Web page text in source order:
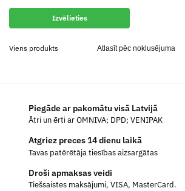
Izvēlieties
Viens produkts
Piegāde ar pakomātu visā Latvijā
Ātri un ērti ar OMNIVA; DPD; VENIPAK
Atgriez preces 14 dienu laikā
Tavas patērētāja tiesības aizsargātas
Droši apmaksas veidi
Tiešsaistes maksājumi, VISA, MasterCard.